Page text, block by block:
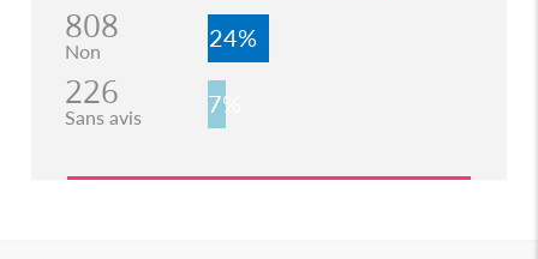
808
Non 24%
226
Sans avis 7%